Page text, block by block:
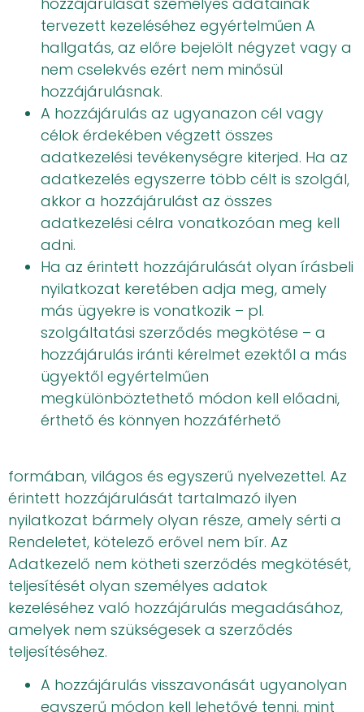
tervezett kezeléséhez egyértelműen A
hallgatás, az előre bejelölt négyzet vagy a
nem cselekvés ezért nem minősül
hozzájárulásnak.
A hozzájárulás az ugyanazon cél vagy
célok érdekében végzett összes
adatkezelési tevékenységre kiterjed. Ha az
adatkezelés egyszerre több célt is szolgál,
akkor a hozzájárulást az összes
adatkezelési célra vonatkozóan meg kell
adni.
Ha az érintett hozzájárulását olyan írásbeli
nyilatkozat keretében adja meg, amely
más ügyekre is vonatkozik – pl.
szolgáltatási szerződés megkötése – a
hozzájárulás iránti kérelmet ezektől a más
ügyektől egyértelműen
megkülönböztethető módon kell előadni,
érthető és könnyen hozzáférhető
formában, világos és egyszerű nyelvezettel. Az
érintett hozzájárulását tartalmazó ilyen
nyilatkozat bármely olyan része, amely sérti a
Rendeletet, kötelező erővel nem bír. Az
Adatkezelő nem kötheti szerződés megkötését,
teljesítését olyan személyes adatok
kezeléséhez való hozzájárulás megadásához,
amelyek nem szükségesek a szerződés
teljesítéséhez.
A hozzájárulás visszavonását ugyanolyan
egyszerű módon kell lehetővé tenni, mint